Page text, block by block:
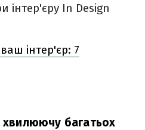
інтер'єру In Design
інтер'єр: 7
багатьох